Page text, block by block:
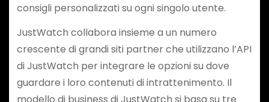
consigli personalizzati su ogni singolo utente.
JustWatch collabora insieme a un numero
crescente di grandi siti partner che utilizzano l’API
di JustWatch per integrare le opzioni su dove
guardare i loro contenuti di intrattenimento. Il
modello di business di JustWatch si basa su tre